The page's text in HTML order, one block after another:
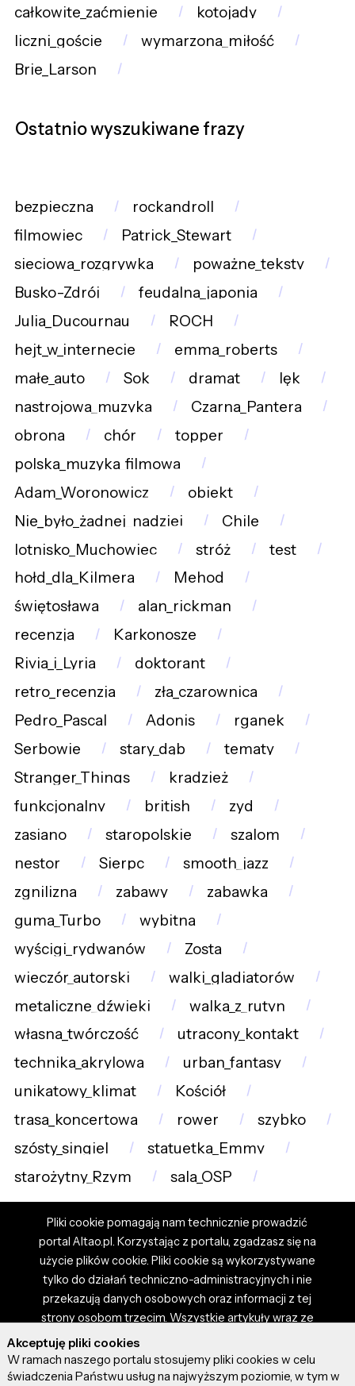
całkowite_zaćmienie
kotojady
liczni_goście
wymarzona_miłość
Brie_Larson
Ostatnio wyszukiwane frazy
bezpieczna
rockandroll
filmowiec
Patrick_Stewart
sieciowa_rozgrywka
poważne_teksty
Busko-Zdrój
feudalna_japonia
Julia_Ducournau
ROCH
hejt_w_internecie
emma_roberts
małe_auto
Sok dramat
lęk
nastrojowa_muzyka
Czarna_Pantera
obrona
chór
topper
polska_muzyka_filmowa
Adam_Woronowicz
obiekt
Nie_było_żadnej_nadziei
Chile
lotnisko_Muchowiec
stróż
test
hołd_dla_Kilmera
Mehod
świętosława
alan_rickman
recenzja
Karkonosze
Rivia_i_Lyria
doktorant
retro_recenzja
zła_czarownica
Pedro_Pascal
Adonis
rganek
Serbowie
stary_dąb
tematy
Stranger_Things
kradzież
funkcjonalny
british
zyd
zasiano
staropolskie
szalom
nestor
Sierpc
smooth_jazz
zgnilizna
zabawy
zabawka
guma_Turbo
wybitna
wyścigi_rydwanów
Zosta
wieczór_autorski
walki_gladiatorów
metaliczne_dźwięki
walka_z_rutyn
własna_twórczość
utracony_kontakt
technika_akrylowa
urban_fantasy
unikatowy_klimat
Kościół
trasa_koncertowa
rower
szybko
szósty_singiel
statuetka_Emmy
starożytny_Rzym
sala_OSP
Pliki cookie pomagają nam technicznie prowadzić
portal Altao.pl. Korzystając z portalu, zgadzasz się na
użycie plików cookie. Pliki cookie są wykorzystywane
tylko do działań techniczno-administracyjnych i nie
przekazują danych osobowych oraz informacji z tej
strony osobom trzecim. Wszystkie artykuły wraz ze
zdjęciami i materiałami dostępnymi na portalu są
własnością użytkowników. Administrator i właściciel
portalu nie ponosi odpowiedzialności za tresci
Akceptuję pliki cookies
W ramach naszego portalu stosujemy pliki cookies w celu
świadczenia Państwu usług na najwyższym poziomie, w tym w